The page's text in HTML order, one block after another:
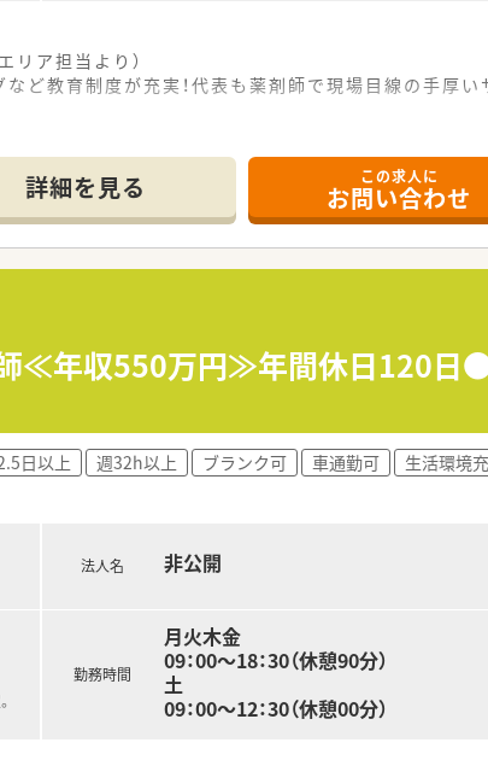
リア担当より）
ど教育制度が充実！代表も薬剤師で現場目線の手厚い
る太田川駅からは徒歩で10分ほどの距離にある調剤薬
も地域に根ざした医療提供を行い患者様の健康をしっ
確認中ですが幅広い処方箋に対応できる柔軟な体制を
若手スタッフが多く活気にあふれ賑やかでとても明
め有給休暇の取得や急な欠勤時にもお互いに助け合
場環境であり現場の意見や新しいアイデアが採用さ
ため従業員の働きやすさが常に考慮されており非常
あり調剤業務だけでなく幅広い視点で医療に関わるや
が整っているため自身の成長を実感しながら安心して
詳細を見る この求人に
お問い合わせ
師≪年収550万円≫年間休日120
日以上 週32h以上 ブランク可 車通勤可 生活環境
法人名 非公開
勤務時間
月火木金
09：00～18：30（休憩90分）
土
09：00～12：30（休憩00分）